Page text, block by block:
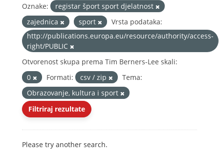
Oznake:
registar šport sport djelatnost
zajednica
sport
Vrsta podataka:
http://publications.europa.eu/resource/authority/access-
right/PUBLIC
Otvorenost skupa prema Tim Berners-Lee skali:
0
Formati: csv / zip
Tema:
Obrazovanje, kultura i sport
Filtriraj rezultate
Please try another search.